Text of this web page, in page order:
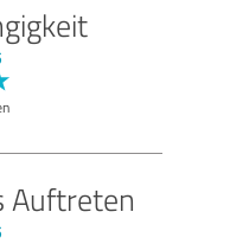
Auftreten